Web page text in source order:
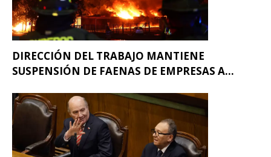
DIRECCIÓN DEL TRABAJO MANTIENE
SUSPENSIÓN DE FAENAS DE EMPRESAS A...